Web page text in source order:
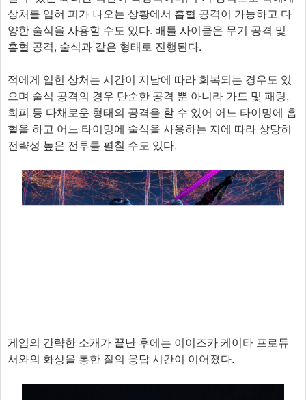
상처를 입혀 피가 나오는 상황에서 흡혈 공격이 가능하고 다
양한 술식을 사용할 수도 있다. 배틀 사이클은 무기 공격 및
흡혈 공격, 술식과 같은 형태로 진행된다.
적에게 입힌 상처는 시간이 지남에 따라 회복되는 경우도 있
으며 술식 공격의 경우 단순한 공격 뿐 아니라 가드 및 패링,
회피 등 다채로운 형태의 공격을 할 수 있어 어느 타이밍에 흡
혈을 하고 어느 타이밍에 술식을 사용하는 지에 따라 상당히
전략성 높은 전투를 펼칠 수도 있다.
게임의 간략한 소개가 끝난 후에는 이이즈카 케이타 프로듀
서와의 화상을 통한 질의 응답 시간이 이어졌다.